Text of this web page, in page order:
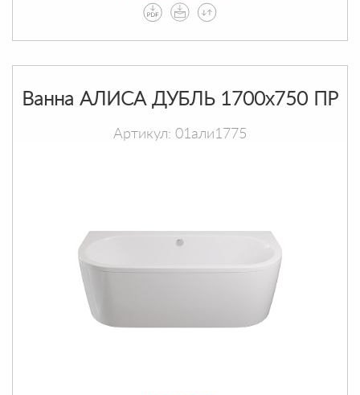
Ванна АЛИСА ДУБЛЬ 1700х750 ПР
Артикул: 01али1775